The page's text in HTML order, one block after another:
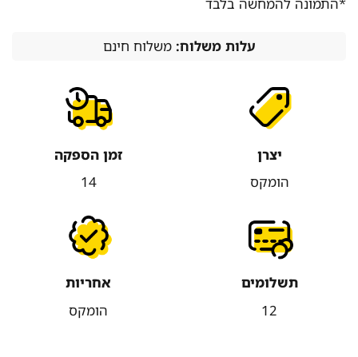
עלות משלוח:משלוח חינם
יצרן
הומקס
זמן הספקה
14
תשלומים
12
אחריות
הומקס